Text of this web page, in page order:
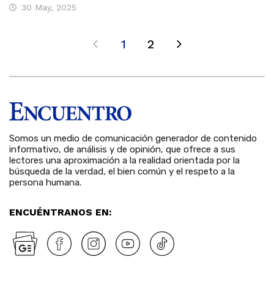
30 May, 2025
1 2
Somos un medio de comunicación generador de contenido
informativo, de análisis y de opinión, que ofrece a sus
lectores una aproximación a la realidad orientada por la
búsqueda de la verdad, el bien común y el respeto a la
persona humana.
ENCUÉNTRANOS EN: